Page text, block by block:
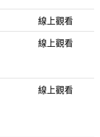
線上觀看
線上觀看
線上觀看